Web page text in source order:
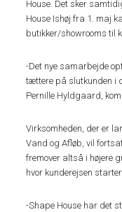
House. Det sker
House Ishøj fra 1. maj
butikker/showrooms til
-Det nye samarbejde
tættere på slutkunden i
Pernille Hyldgaard,
Virksomheden, der er
Vand og Afløb, vil
fremover altså i højere
hvor kunderejsen starter.
-Shape House har det